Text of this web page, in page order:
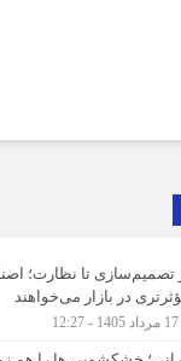
تصمیم‌سازی تا نظارت؛
در بازار می‌خواهند
17 مرداد 1405 - 12:27